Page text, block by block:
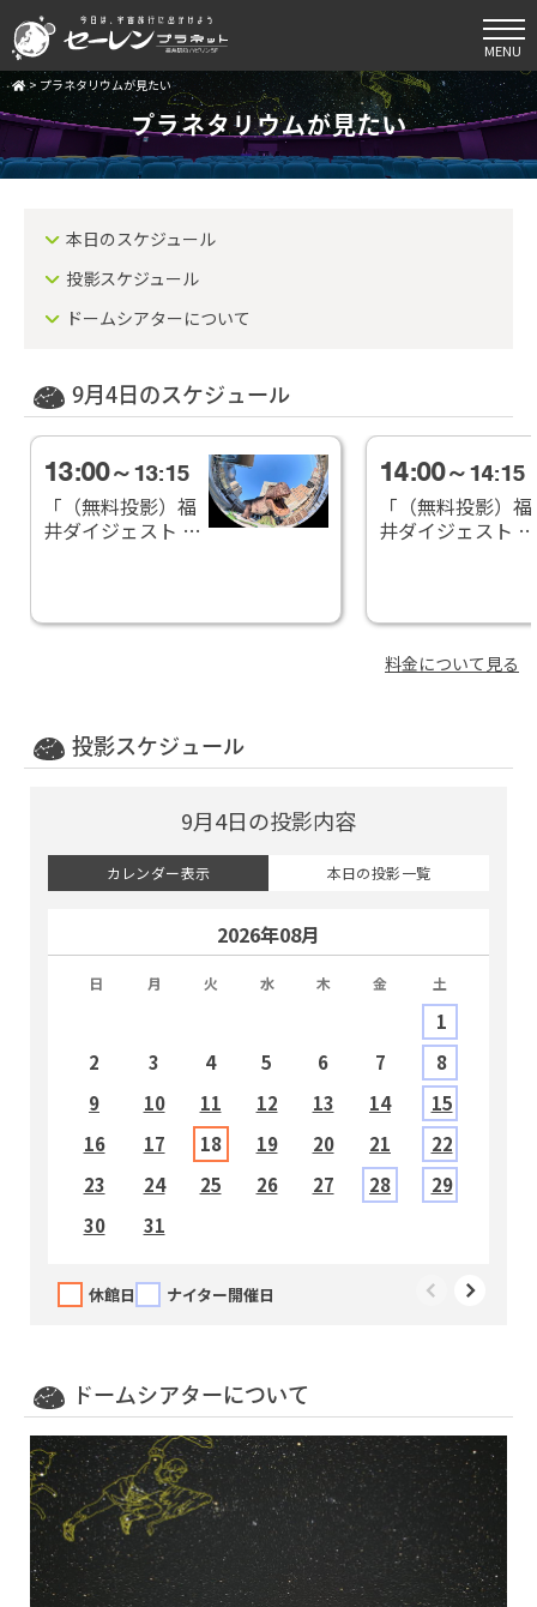
MENU
> プラネタリウムが見たい
プラネタリウムが見たい
本日のスケジュール
投影スケジュール
ドームシアターについて
9月4日のスケジュール
13:00～13:15
「（無料投影）福
井ダイジェスト ７
14:00～14:15
「（無料投影）福
井ダイジェスト ７
料金について見る
投影スケジュール
9月4日の投影内容
カレンダー表示 本日の投影一覧
2026年08月
日 月 火 水 木 金 土
1
2
3 4 5 6 7
8
9
10 11 12 13 14
15
16
17 18 19 20 21
22
23
24 25 26 27 28
29
30
31
休館日 ナイター開催日
（無料投影）福井ダイジェスト ７～９月
15:00～15:25
名探偵コナン 灼熱の銀河鉄道（ギャラクシーレ
イルロード）
ドームシアターについて